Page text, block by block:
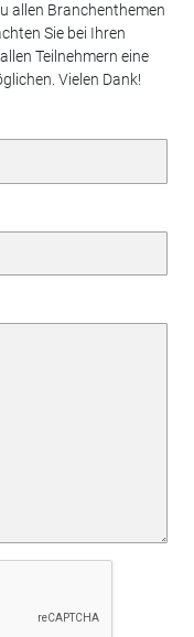
allen Branchenthemen
Sie bei Ihren
Teilnehmern eine
Vielen Dank!